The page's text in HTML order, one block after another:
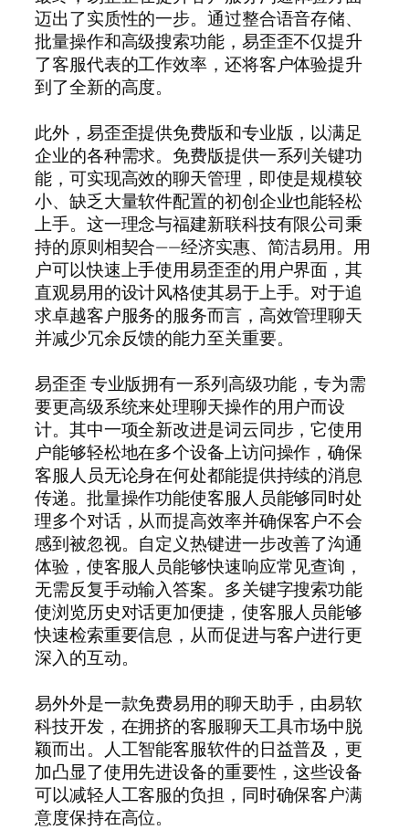
迈出了实质性的一步。通过整合语音存储、
批量操作和高级搜索功能，易歪歪不仅提升
了客服代表的工作效率，还将客户体验提升
到了全新的高度。
此外，易歪歪提供免费版和专业版，以满足
企业的各种需求。免费版提供一系列关键功
能，可实现高效的聊天管理，即使是规模较
小、缺乏大量软件配置的初创企业也能轻松
上手。这一理念与福建新联科技有限公司秉
持的原则相契合——经济实惠、简洁易用。用
户可以快速上手使用易歪歪的用户界面，其
直观易用的设计风格使其易于上手。对于追
求卓越客户服务的服务而言，高效管理聊天
并减少冗余反馈的能力至关重要。
易歪歪 专业版拥有一系列高级功能，专为需
要更高级系统来处理聊天操作的用户而设
计。其中一项全新改进是词云同步，它使用
户能够轻松地在多个设备上访问操作，确保
客服人员无论身在何处都能提供持续的消息
传递。批量操作功能使客服人员能够同时处
理多个对话，从而提高效率并确保客户不会
感到被忽视。自定义热键进一步改善了沟通
体验，使客服人员能够快速响应常见查询，
无需反复手动输入答案。多关键字搜索功能
使浏览历史对话更加便捷，使客服人员能够
快速检索重要信息，从而促进与客户进行更
深入的互动。
易外外是一款免费易用的聊天助手，由易软
科技开发，在拥挤的客服聊天工具市场中脱
颖而出。人工智能客服软件的日益普及，更
加凸显了使用先进设备的重要性，这些设备
可以减轻人工客服的负担，同时确保客户满
意度保持在高位。